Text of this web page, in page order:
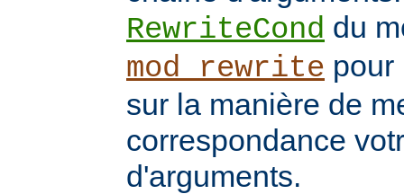
RewriteCond du
mod_rewrite pour
sur la manière de
correspondance
d'arguments.